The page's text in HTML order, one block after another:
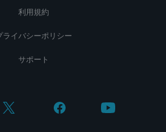
利用規約
ライバシーポリシー
サポート